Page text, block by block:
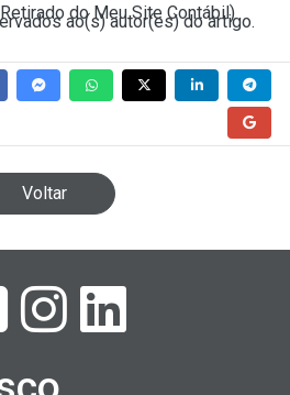
Retirado do Meu Site Contábil)
ao(s) autor(es) do artigo.
Voltar